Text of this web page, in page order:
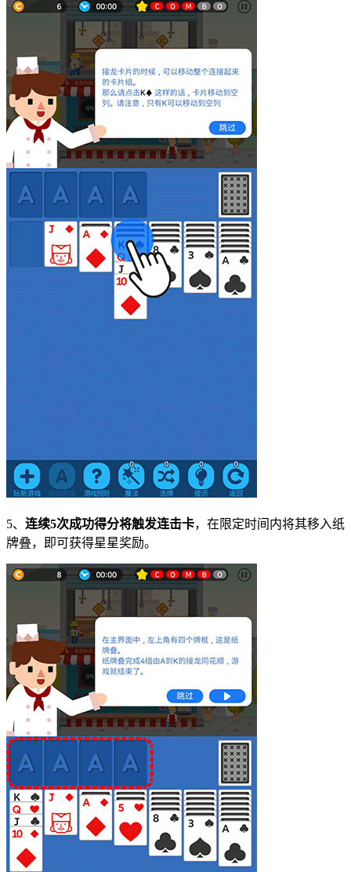
5、 连续5次成功得分将触发连击卡，在限定时间内将其移入纸
牌叠，即可获得星星奖励。